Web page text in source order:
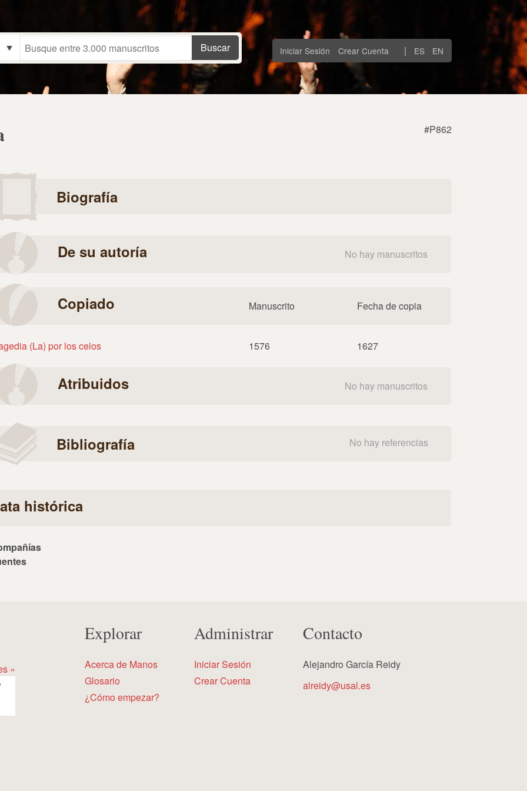
Iniciar Sesión Crear Cuenta | ES EN
#P862
Biografía
De su autoría No hay manuscritos
Copiado Manuscrito Fecha de copia
(La) por los celos 1576 1627
Atribuidos No hay manuscritos
Bibliografía No hay referencias
histórica
»
Explorar
Acerca de Manos
Glosario
¿Cómo empezar?
Administrar
Iniciar Sesión
Crear Cuenta
Contacto
Alejandro García Reidy
alreidy@usal.es